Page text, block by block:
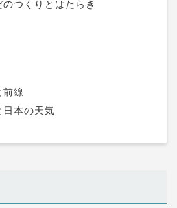
つくりとはたらき
線
本の天気